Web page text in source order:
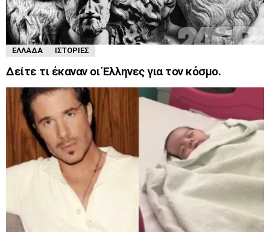
ΕΛΛΆΔΑ ΙΣΤΟΡΊΕΣ
Δείτε τι έκαναν οι Έλληνες για τον κόσμο.